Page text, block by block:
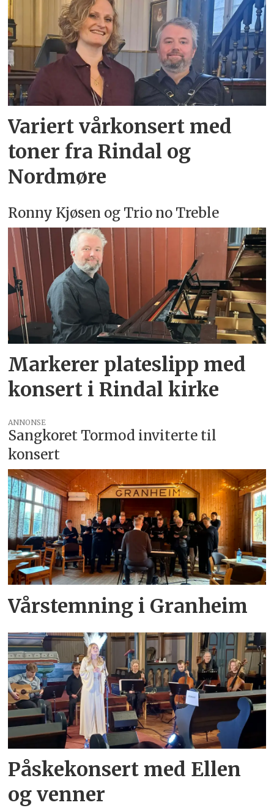
Variert vårkonsert med
toner fra Rindal og
Nordmøre
Ronny Kjøsen og Trio no Treble
Markerer plateslipp med
konsert i Rindal kirke
ANNONSE
Sangkoret Tormod inviterte til
konsert
Vårstemning i Granheim
Påskekonsert med Ellen
og venner